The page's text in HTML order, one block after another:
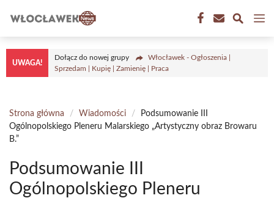
treści
UWAGA!
Dołącz do nowej grupy
Włocławek - Ogłoszenia |
Sprzedam | Kupię | Zamienię | Praca
Strona główna / Wiadomości /
Podsumowanie III
Ogólnopolskiego Pleneru Malarskiego „Artystyczny obraz Browaru
B.”
Podsumowanie III
Ogólnopolskiego Pleneru